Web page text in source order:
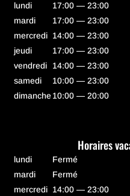
lundi
17:00 — 23:00
mardi
17:00 — 23:00
mercredi 14:00 — 23:00
jeudi
17:00 — 23:00
vendredi
14:00 — 23:00
samedi
10:00 — 23:00
dimanche10:00 — 20:00
Horaires
lundi
Fermé
mardi
Fermé
mercredi 14:00 — 23:00